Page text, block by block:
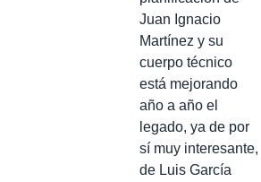
Juan Ignacio
Martínez y su
cuerpo técnico
está mejorando
año a año el
legado, ya de por
sí muy interesante,
de Luis García